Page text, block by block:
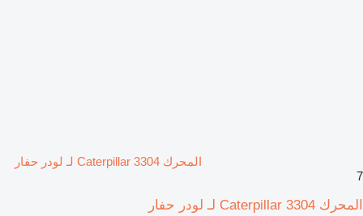
المحرك Caterpillar 3304 لـ لودر حفار
7
المحرك Caterpillar 3304 لـ لودر حفار